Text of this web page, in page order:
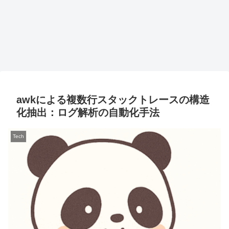
awkによる複数行スタックトレースの構造
化抽出：ログ解析の自動化手法
Tech